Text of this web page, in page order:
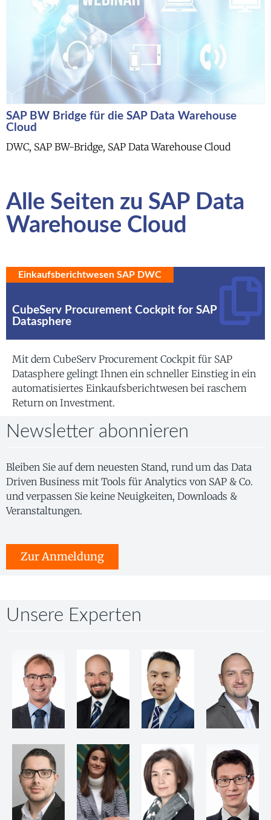
SAP BW Bridge für die SAP Data Warehouse
Cloud
DWC, SAP BW-Bridge, SAP Data Warehouse Cloud
Alle Seiten zu SAP Data
Warehouse Cloud
Einkaufsberichtwesen SAP DWC
CubeServ Procurement Cockpit for SAP
Datasphere
Mit dem CubeServ Procurement Cockpit für SAP
Datasphere gelingt Ihnen ein schneller Einstieg in ein
automatisiertes Einkaufsberichtwesen bei raschem
Return on Investment.
Newsletter abonnieren
Bleiben Sie auf dem neuesten Stand, rund um das Data
Driven Business mit Tools für Analytics von SAP & Co.
und verpassen Sie keine Neuigkeiten, Downloads &
Veranstaltungen.
Zur Anmeldung
Unsere Experten